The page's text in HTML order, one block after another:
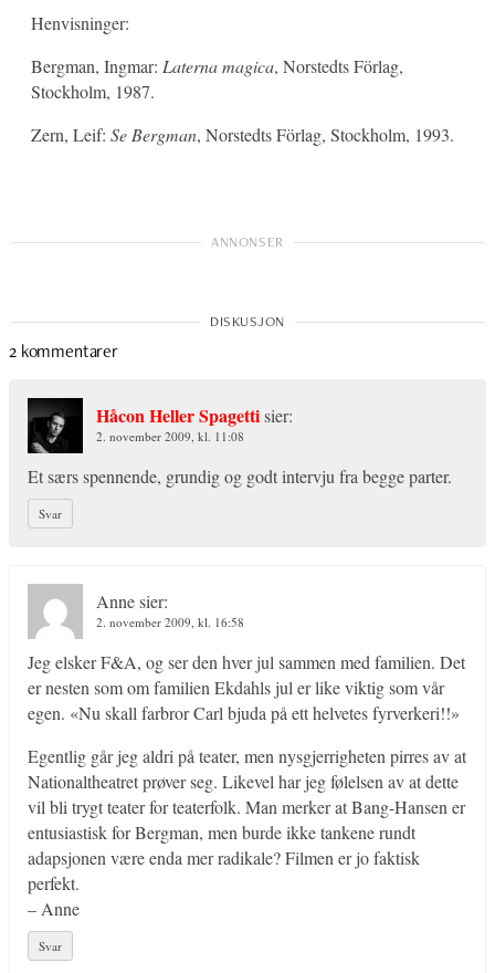
Henvisninger:
Bergman, Ingmar: Laterna magica, Norstedts Förlag,
Stockholm, 1987.
Zern, Leif: Se Bergman, Norstedts Förlag, Stockholm, 1993.
2 kommentarer
Håcon Heller Spagettisier:
2. november 2009, kl. 11:08
Et særs spennende, grundig og godt intervju fra begge parter.
Svar
Annesier:
2. november 2009, kl. 16:58
Jeg elsker F&A, og ser den hver jul sammen med familien. Det
er nesten som om familien Ekdahls jul er like viktig som vår
egen. «Nu skall farbror Carl bjuda på ett helvetes fyrverkeri!!»
Egentlig går jeg aldri på teater, men nysgjerrigheten pirres av at
Nationaltheatret prøver seg. Likevel har jeg følelsen av at dette
vil bli trygt teater for teaterfolk. Man merker at Bang-Hansen er
entusiastisk for Bergman, men burde ikke tankene rundt
adapsjonen være enda mer radikale? Filmen er jo faktisk
perfekt.
– Anne
Svar